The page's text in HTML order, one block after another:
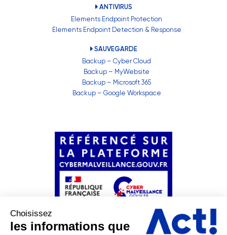
ANTIVIRUS
Elements Endpoint Protection
Elements Endpoint Detection & Response
SAUVEGARDE
Backup – Cyber Cloud
Backup – MyWebsite
Backup – Microsoft 365
Backup – Google Workspace
Choisissez
les informations que